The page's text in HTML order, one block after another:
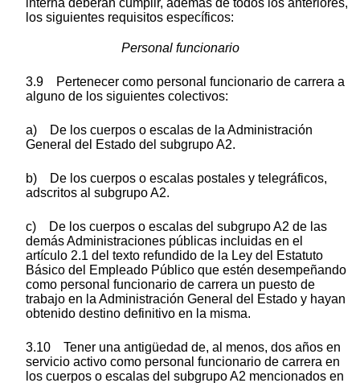
los siguientes requisitos específicos:
Personal funcionario
3.9 Pertenecer como personal funcionario de carrera a
alguno de los siguientes colectivos:
a) De los cuerpos o escalas de la Administración
General del Estado del subgrupo A2.
b) De los cuerpos o escalas postales y telegráficos,
adscritos al subgrupo A2.
c) De los cuerpos o escalas del subgrupo A2 de las
demás Administraciones públicas incluidas en el
artículo 2.1 del texto refundido de la Ley del Estatuto
Básico del Empleado Público que estén desempeñando
como personal funcionario de carrera un puesto de
trabajo en la Administración General del Estado y hayan
obtenido destino definitivo en la misma.
3.10 Tener una antigüedad de, al menos, dos años en
servicio activo como personal funcionario de carrera en
los cuerpos o escalas del subgrupo A2 mencionados en